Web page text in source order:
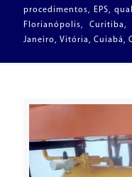
procedimentos, EPS,
Florianópolis,
Janeiro, Vitória, Cuiabá,